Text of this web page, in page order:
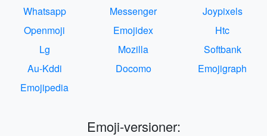
Whatsapp
Messenger
Joypixels
Openmoji
Emojidex
Htc
Lg
Mozilla
Softbank
Au-Kddi
Docomo
Emojigraph
Emojipedia
Emoji-versioner: